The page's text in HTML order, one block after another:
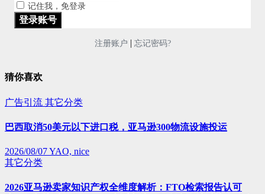
记住我，免登录
注册账户 | 忘记密码?
猜你喜欢
广告引流 其它分类
巴西取消50美元以下进口税，亚马逊300物流设施投运
2026/08/07YAO, nice
其它分类
2026亚马逊卖家知识产权全维度解析：FTO检索报告认可